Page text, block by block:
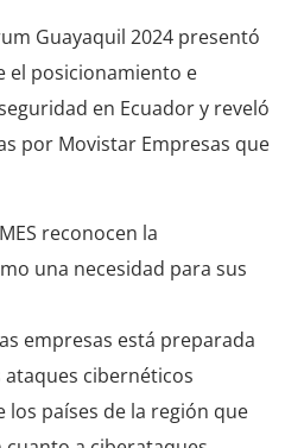
Guayaquil 2024 presentó
el posicionamiento e
en Ecuador y reveló
por Movistar Empresas que
reconocen la
una necesidad para sus
empresas está preparada
cibernéticos
los países de la región que